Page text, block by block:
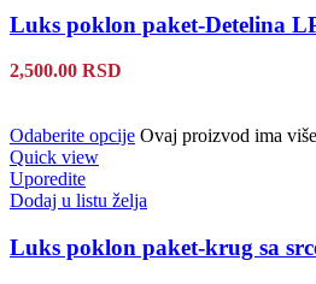
Luks poklon paket-Detelina
2,500.00 RSD
Odaberite opcije Ovaj proizvod ima
Quick view
Uporedite
Dodaj u listu želja
Luks poklon paket-krug sa